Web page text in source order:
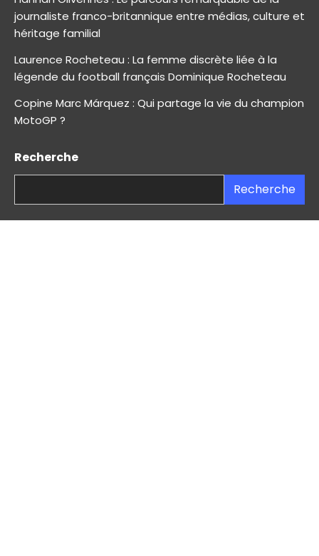
journaliste franco-britannique entre médias, culture et
héritage familial
Laurence Rocheteau : La femme discrète liée à la
légende du football français Dominique Rocheteau
Copine Marc Márquez : Qui partage la vie du champion
MotoGP ?
Recherche
Recherche